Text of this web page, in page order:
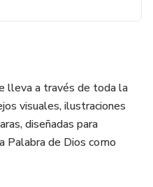
lleva a través de toda la
visuales, ilustraciones
diseñadas para
Palabra de Dios como